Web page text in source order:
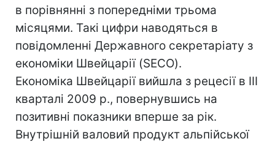
в порівнянні з попередніми трьома
місяцями. Такі цифри наводяться в
повідомленні Державного секретаріату з
економіки Швейцарії (SECO).
Економіка Швейцарії вийшла з рецесії в III
кварталі 2009 р., повернувшись на
позитивні показники вперше за рік.
Внутрішній валовий продукт альпійської